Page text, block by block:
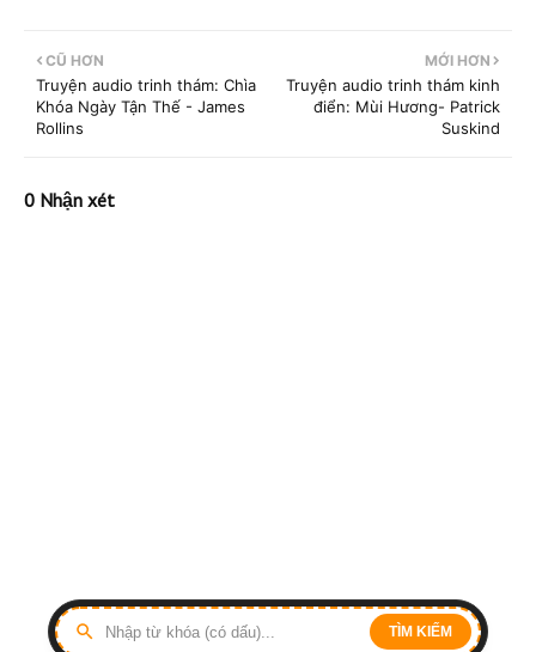
MỚI HƠN
Truyện audio trinh thám kinh
điển: Mùi Hương- Patrick
Suskind
CŨ HƠN
Truyện audio trinh thám: Chìa
Khóa Ngày Tận Thế - James
Rollins
0 Nhận xét
TÌM KIẾM